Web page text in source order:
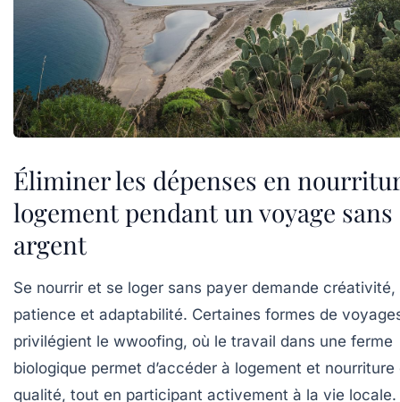
Éliminer les dépenses en
logement pendant un voyage sans
argent
Se nourrir et se loger sans payer demande créativité,
patience et adaptabilité. Certaines formes de
privilégient le wwoofing, où le travail dans une ferme
biologique permet d’accéder à logement et nourriture
qualité, tout en participant activement à la vie locale.